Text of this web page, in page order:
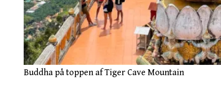
Buddha på toppen af Tiger Cave Mountain